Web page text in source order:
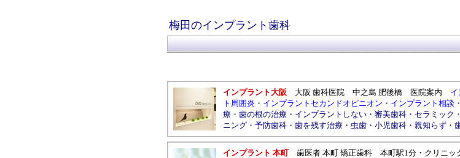
梅田のインプラント歯科
インプラント大阪 大阪 歯科医院 中之島 肥後橋 医院案内
ト周囲炎 ・ インプラントセカンドオピニオン ・ インプラント相談 ・
療 ・ 歯の根の治療 ・ インプラントしない ・ 審美歯科 ・ セラミック ・
ニング ・ 予防歯科 ・ 歯を残す治療 ・ 虫歯 ・ 小児歯科 ・ 親知らず ・
インプラント 本町 歯医者 本町 矯正歯科 本町駅1分 ・ クリニッ